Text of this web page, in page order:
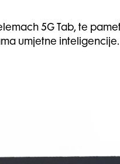
5G Tab, te
umjetne inteligencije.